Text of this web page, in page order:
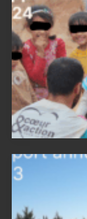
annuel
2024
Rapport
annuel